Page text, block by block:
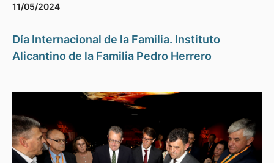
11/05/2024
Día Internacional de la Familia. Instituto
Alicantino de la Familia Pedro Herrero